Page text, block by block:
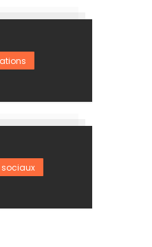
sociaux